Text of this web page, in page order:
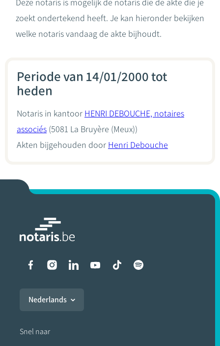
Over de notaris
Deze notaris is mogelijk de notaris die de akte die je
zoekt ondertekend heeft. Je kan hieronder bekijken
welke notaris vandaag de akte bijhoudt.
Periode van 14/01/2000 tot
heden
Notaris in kantoor HENRI DEBOUCHE, notaires
associés (5081 La Bruyère (Meux))
Akten bijgehouden door Henri Debouche
Liens vers les réseaux
Nederlands
Snel naar